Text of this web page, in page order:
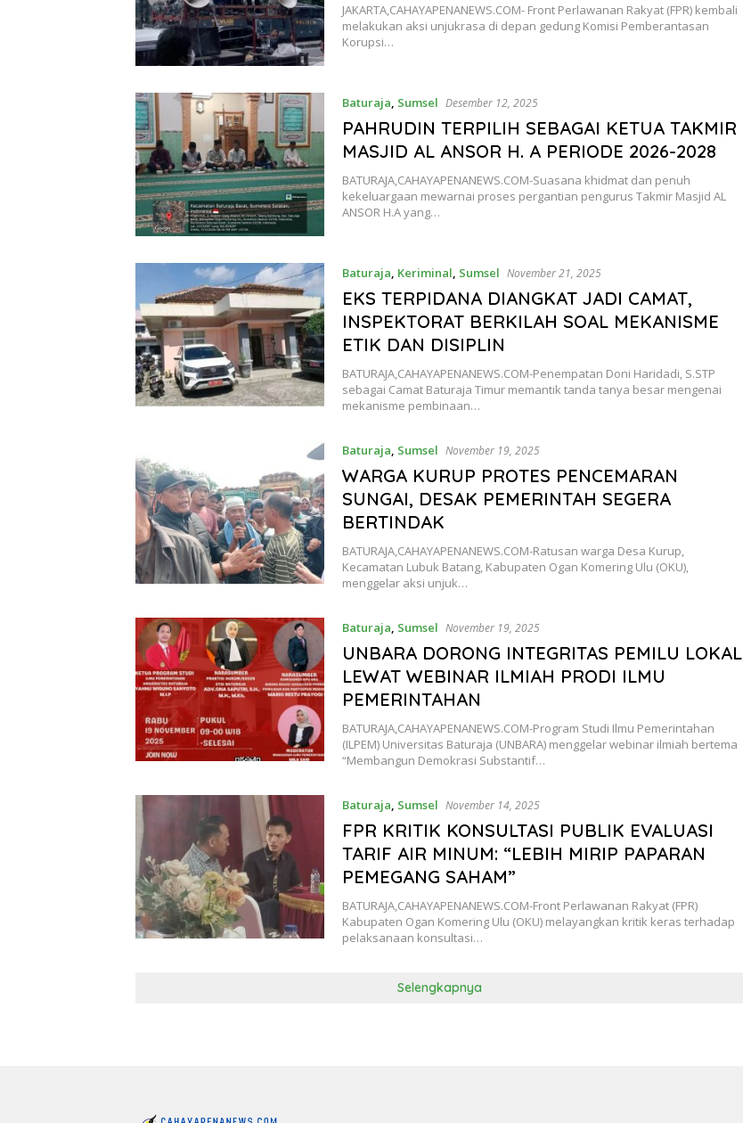
JAKARTA,CAHAYAPENANEWS.COM- Front Perlawanan Rakyat (FPR) kembali
melakukan aksi unjukrasa di depan gedung Komisi Pemberantasan
Korupsi…
Baturaja Sumsel Desember 12, 2025
PAHRUDIN TERPILIH SEBAGAI KETUA TAKMIR
MASJID AL ANSOR H. A PERIODE 2026-2028
BATURAJA,CAHAYAPENANEWS.COM-Suasana khidmat dan penuh
kekeluargaan mewarnai proses pergantian pengurus Takmir Masjid AL
ANSOR H.A yang…
Baturaja Keriminal Sumsel November 21, 2025
EKS TERPIDANA DIANGKAT JADI CAMAT,
INSPEKTORAT BERKILAH SOAL MEKANISME
ETIK DAN DISIPLIN
BATURAJA,CAHAYAPENANEWS.COM-Penempatan Doni Haridadi, S.STP
sebagai Camat Baturaja Timur memantik tanda tanya besar mengenai
mekanisme pembinaan…
Baturaja Sumsel November 19, 2025
WARGA KURUP PROTES PENCEMARAN
SUNGAI, DESAK PEMERINTAH SEGERA
BERTINDAK
BATURAJA,CAHAYAPENANEWS.COM-Ratusan warga Desa Kurup,
Kecamatan Lubuk Batang, Kabupaten Ogan Komering Ulu (OKU),
menggelar aksi unjuk…
Baturaja Sumsel November 19, 2025
UNBARA DORONG INTEGRITAS PEMILU LOKAL
LEWAT WEBINAR ILMIAH PRODI ILMU
PEMERINTAHAN
BATURAJA,CAHAYAPENANEWS.COM-Program Studi Ilmu Pemerintahan
(ILPEM) Universitas Baturaja (UNBARA) menggelar webinar ilmiah bertema
“Membangun Demokrasi Substantif…
Baturaja Sumsel November 14, 2025
FPR KRITIK KONSULTASI PUBLIK EVALUASI
TARIF AIR MINUM: “LEBIH MIRIP PAPARAN
PEMEGANG SAHAM”
BATURAJA,CAHAYAPENANEWS.COM-Front Perlawanan Rakyat (FPR)
Kabupaten Ogan Komering Ulu (OKU) melayangkan kritik keras terhadap
pelaksanaan konsultasi…
Selengkapnya